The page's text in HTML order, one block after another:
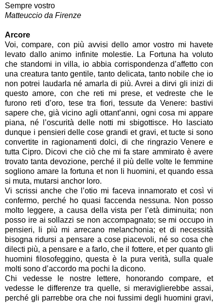
Sempre vostro
Matteuccio da Firenze
Arcore
Voi, compare, con più avvisi dello amor vostro mi havete
levato dallo animo infinite molestie. La Fortuna ha voluto
che standomi in villa, io abbia corrispondenza d’affetto con
una creatura tanto gentile, tanto delicata, tanto nobile che io
non potrei laudarla né amarla di più. Avrei a dirvi gli inizi di
questo amore, con che reti mi prese, et vedreste che le
furono reti d’oro, tese tra fiori, tessute da Venere: bastivi
sapere che, già vicino agli ottant’anni, ogni cosa mi appare
piana, né l’oscurità delle notti mi sbigottisce. Ho lasciato
dunque i pensieri delle cose grandi et gravi, et tucte si sono
convertite in ragionamenti dolci, di che ringrazio Venere e
tutta Cipro. Dicovi che ciò che mi fa stare ammirato è avere
trovato tanta devozione, perché il più delle volte le femmine
sogliono amare la fortuna et non li huomini, et quando essa
si muta, mutarsi anchor loro.
Vi scrissi anche che l’otio mi faceva innamorato et così vi
confermo, perché ho quasi faccenda nessuna. Non posso
molto leggere, a causa della vista per l’età diminuita; non
posso ire ai sollazzi se non accompagnato; se mi occupo in
pensieri, li più mi arrecano melanchonia; et di necessità
bisogna ridursi a pensare a cose piacevoli, né so cosa che
dilecti più, a pensare e a farlo, che il fottere, et per quanto gli
huomini filosofeggino, questa è la pura verità, sulla quale
molti sono d’accordo ma pochi la dicono.
Chi vedesse le nostre lettere, honorando compare, et
vedesse le differenze tra quelle, si meraviglierebbe assai,
perché gli parrebbe ora che noi fussimi degli huomini gravi,